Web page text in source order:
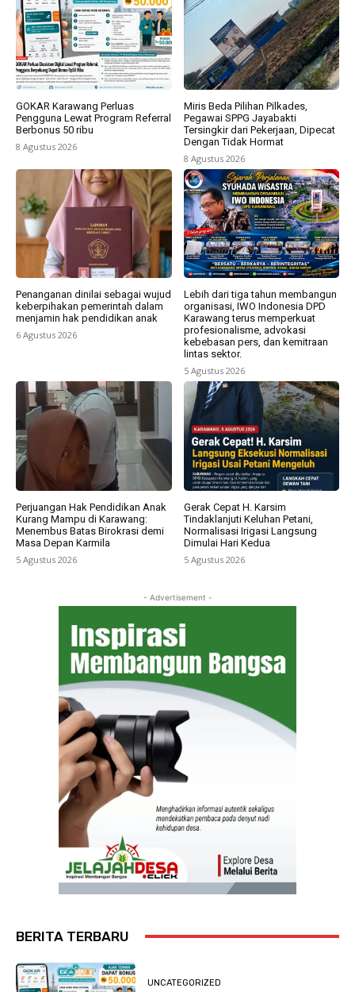
GOKAR Karawang Perluas
Pengguna Lewat Program Referral
Berbonus 50 ribu
8 Agustus 2026
Miris Beda Pilihan Pilkades,
Pegawai SPPG Jayabakti
Tersingkir dari Pekerjaan, Dipecat
Dengan Tidak Hormat
8 Agustus 2026
Penanganan dinilai sebagai wujud
keberpihakan pemerintah dalam
menjamin hak pendidikan anak
6 Agustus 2026
Lebih dari tiga tahun membangun
organisasi, IWO Indonesia DPD
Karawang terus memperkuat
profesionalisme, advokasi
kebebasan pers, dan kemitraan
lintas sektor.
5 Agustus 2026
Perjuangan Hak Pendidikan Anak
Kurang Mampu di Karawang:
Menembus Batas Birokrasi demi
Masa Depan Karmila
5 Agustus 2026
Gerak Cepat H. Karsim
Tindaklanjuti Keluhan Petani,
Normalisasi Irigasi Langsung
Dimulai Hari Kedua
5 Agustus 2026
- Advertisement -
BERITA TERBARU
UNCATEGORIZED